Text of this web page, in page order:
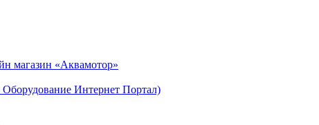
магазин «Аквамотор»
Интернет Портал)